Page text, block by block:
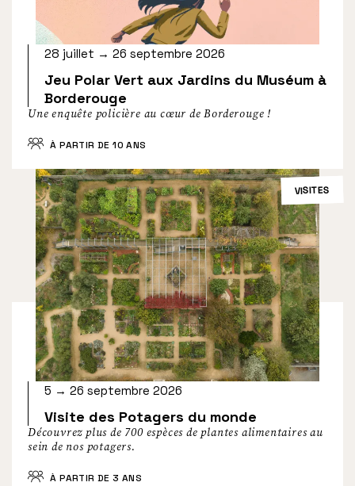
Jeu Polar Vert aux Jardins du Muséum à
Borderouge
28 juillet → 26 septembre 2026
Une enquête policière au cœur de Borderouge !
À PARTIR DE 10 ANS
Visite des Potagers du monde
5 → 26 septembre 2026
Découvrez plus de 700 espèces de plantes alimentaires au
sein de nos potagers.
À PARTIR DE 3 ANS
VISITES